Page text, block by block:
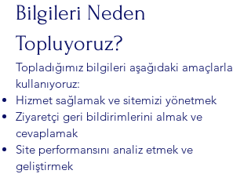
Bilgileri Neden
Topluyoruz?
Topladığımız bilgileri aşağıdaki amaçlarla
kullanıyoruz:
Hizmet sağlamak ve sitemizi yönetmek
Ziyaretçi geri bildirimlerini almak ve
cevaplamak
Site performansını analiz etmek ve
geliştirmek